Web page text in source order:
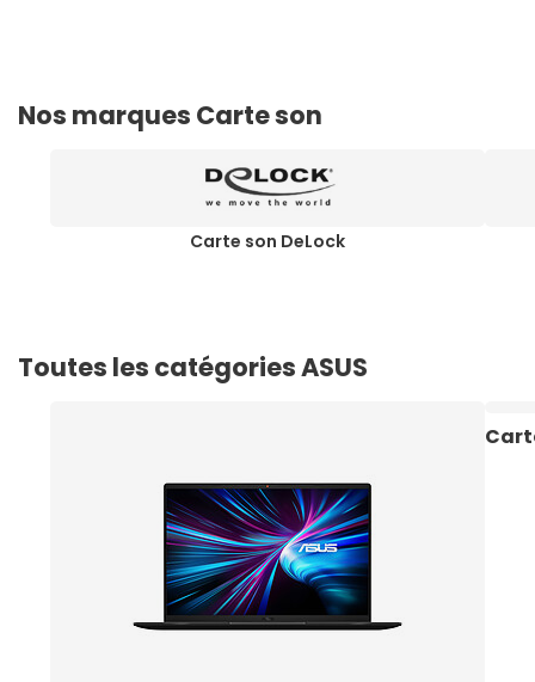
Nos marques Carte son
Carte son DeLock
Toutes les catégories ASUS